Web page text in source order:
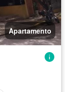
Apartamento